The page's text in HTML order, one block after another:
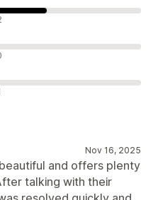
Nov 16, 2025
and offers plenty
talking with their